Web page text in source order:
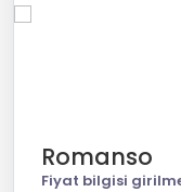
Romanso
Fiyat bilgisi